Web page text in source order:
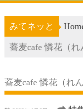
みてネッと
蕎麦cafe 憐花（れ
蕎麦cafe 憐花（れん